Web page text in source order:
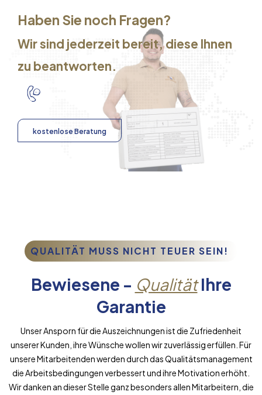
Haben Sie noch Fragen?
Wir sind jederzeit bereit, diese Ihnen
zu beantworten.
kostenlose Beratung
QUALITÄT MUSS NICHT TEUER SEIN!
Bewiesene - QualitätIhre
Garantie
Unser Ansporn für die Auszeichnungen ist die Zufriedenheit
unserer Kunden, ihre Wünsche wollen wir zuverlässig erfüllen. Für
unsere Mitarbeitenden werden durch das Qualitätsmanagement
die Arbeitsbedingungen verbessert und ihre Motivation erhöht.
Wir danken an dieser Stelle ganz besonders allen Mitarbeitern, die